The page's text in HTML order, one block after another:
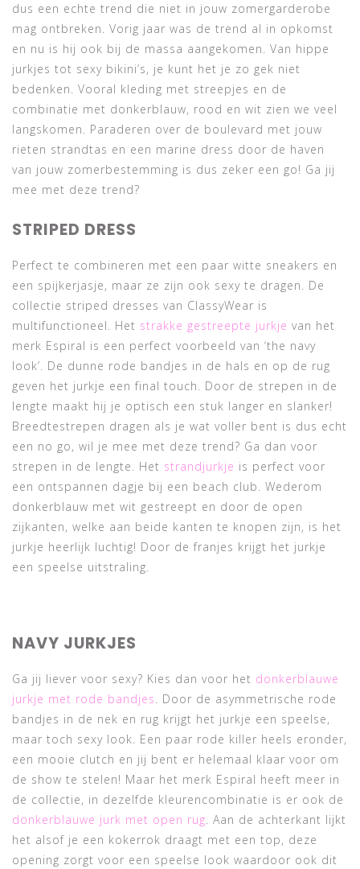
dus een echte trend die niet in jouw zomergarderobe
mag ontbreken. Vorig jaar was de trend al in opkomst
en nu is hij ook bij de massa aangekomen. Van hippe
jurkjes tot sexy bikini’s, je kunt het je zo gek niet
bedenken. Vooral kleding met streepjes en de
combinatie met donkerblauw, rood en wit zien we veel
langskomen. Paraderen over de boulevard met jouw
rieten strandtas en een marine dress door de haven
van jouw zomerbestemming is dus zeker een go! Ga jij
mee met deze trend?
STRIPED DRESS
Perfect te combineren met een paar witte sneakers en
een spijkerjasje, maar ze zijn ook sexy te dragen. De
collectie striped dresses van ClassyWear is
multifunctioneel. Het strakke gestreepte jurkje van het
merk Espiral is een perfect voorbeeld van ‘the navy
look’. De dunne rode bandjes in de hals en op de rug
geven het jurkje een final touch. Door de strepen in de
lengte maakt hij je optisch een stuk langer en slanker!
Breedtestrepen dragen als je wat voller bent is dus echt
een no go, wil je mee met deze trend? Ga dan voor
strepen in de lengte. Het strandjurkje is perfect voor
een ontspannen dagje bij een beach club. Wederom
donkerblauw met wit gestreept en door de open
zijkanten, welke aan beide kanten te knopen zijn, is het
jurkje heerlijk luchtig! Door de franjes krijgt het jurkje
een speelse uitstraling.
NAVY JURKJES
Ga jij liever voor sexy? Kies dan voor het donkerblauwe
jurkje met rode bandjes. Door de asymmetrische rode
bandjes in de nek en rug krijgt het jurkje een speelse,
maar toch sexy look. Een paar rode killer heels eronder,
een mooie clutch en jij bent er helemaal klaar voor om
de show te stelen! Maar het merk Espiral heeft meer in
de collectie, in dezelfde kleurencombinatie is er ook de
donkerblauwe jurk met open rug. Aan de achterkant lijkt
het alsof je een kokerrok draagt met een top, deze
opening zorgt voor een speelse look waardoor ook dit